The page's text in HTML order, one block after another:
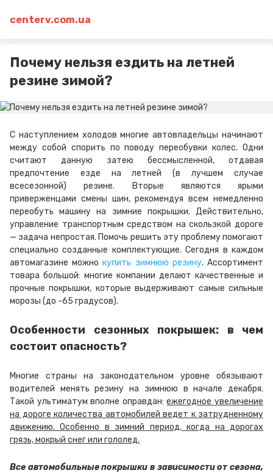
centerv.com.ua
Почему нельзя ездить на летней
резине зимой?
С наступлением холодов многие автовладельцы начинают
между собой спорить по поводу переобувки колес. Одни
считают данную затею бессмысленной, отдавая
предпочтение езде на летней (в лучшем случае
всесезонной) резине. Вторые являются ярыми
приверженцами смены шин, рекомендуя всем немедленно
переобуть машину на зимние покрышки. Действительно,
управление транспортным средством на скользкой дороге
— задача непростая. Помочь решить эту проблему помогают
специально созданные комплектующие. Сегодня в каждом
автомагазине можнокупить зимнюю резину. Ассортимент
товара большой: многие компании делают качественные и
прочные покрышки, которые выдерживают самые сильные
морозы (до -65 градусов).
Особенности сезонных покрышек: в чем
состоит опасность?
Многие страны на законодательном уровне обязывают
водителей менять резину на зимнюю в начале декабря.
Такой ультиматум вполне оправдан:ежегодное увеличение
на дороге количества автомобилей ведет к затрудненному
движению. Особенно в зимний период, когда на дорогах
грязь, мокрый снег или гололед.
Все автомобильные покрышки в зависимости от сезона,